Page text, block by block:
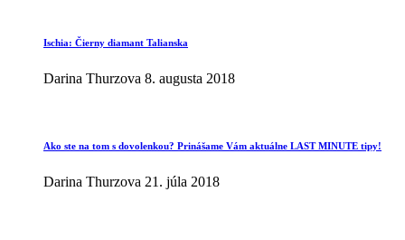
Ischia: Čierny diamant Talianska
Darina Thurzova 8. augusta 2018
Ako ste na tom s dovolenkou? Prinášame Vám aktuálne LAST MINUTE tipy!
Darina Thurzova 21. júla 2018